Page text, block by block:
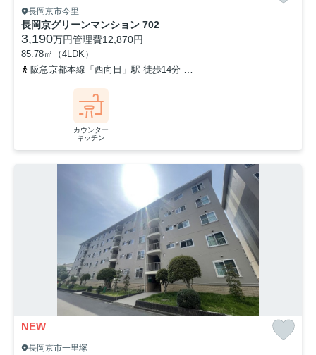
長岡京市今里
長岡京グリーンマンション 702
3,190万円管理費12,870円
85.78㎡（4LDK）
阪急京都本線「西向日」駅 徒歩14分
カウンター
キッチン
NEW
長岡京市一里塚